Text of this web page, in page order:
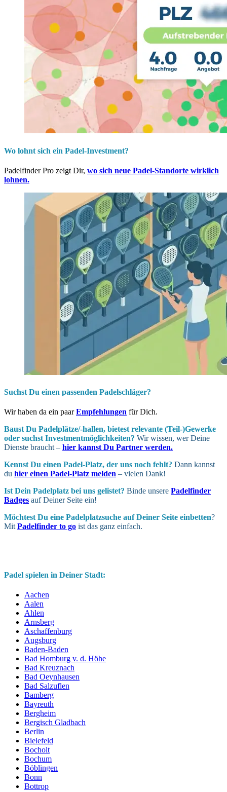
Wo lohnt sich ein Padel-Investment?
Padelfinder Pro zeigt Dir, wo sich neue Padel-Standorte wirklich
lohnen.
Suchst Du einen passenden Padelschläger?
Wir haben da ein paarEmpfehlungen für Dich.
Baust Du Padel­plätze/-hallen, bietest relevante (Teil-)Gewerke
oder suchst In­vest­ment­möglich­keiten? Wir wissen, wer Deine
Dienste braucht – hier kannst Du Partner werden.
Kennst Du einen Padel-Platz, der uns noch fehlt? Dann kannst
du hier einen Padel-Platz melden – vielen Dank!
Ist Dein Padel­platz bei uns gelistet? Binde unsere Padelfinder
Badges auf Deiner Seite ein!
Möchtest Du eine Padel­platz­suche auf Deiner Seite ein­betten?
MitPadelfinder to go ist das ganz einfach.
Padel spielen in Deiner Stadt:
Aachen
Aalen
Ahlen
Arnsberg
Aschaffenburg
Augsburg
Baden-Baden
Bad Homburg v. d. Höhe
Bad Kreuznach
Bad Oeynhausen
Bad Salzuflen
Bamberg
Bayreuth
Bergheim
Bergisch Gladbach
Berlin
Bielefeld
Bocholt
Bochum
Böblingen
Bonn
Bottrop